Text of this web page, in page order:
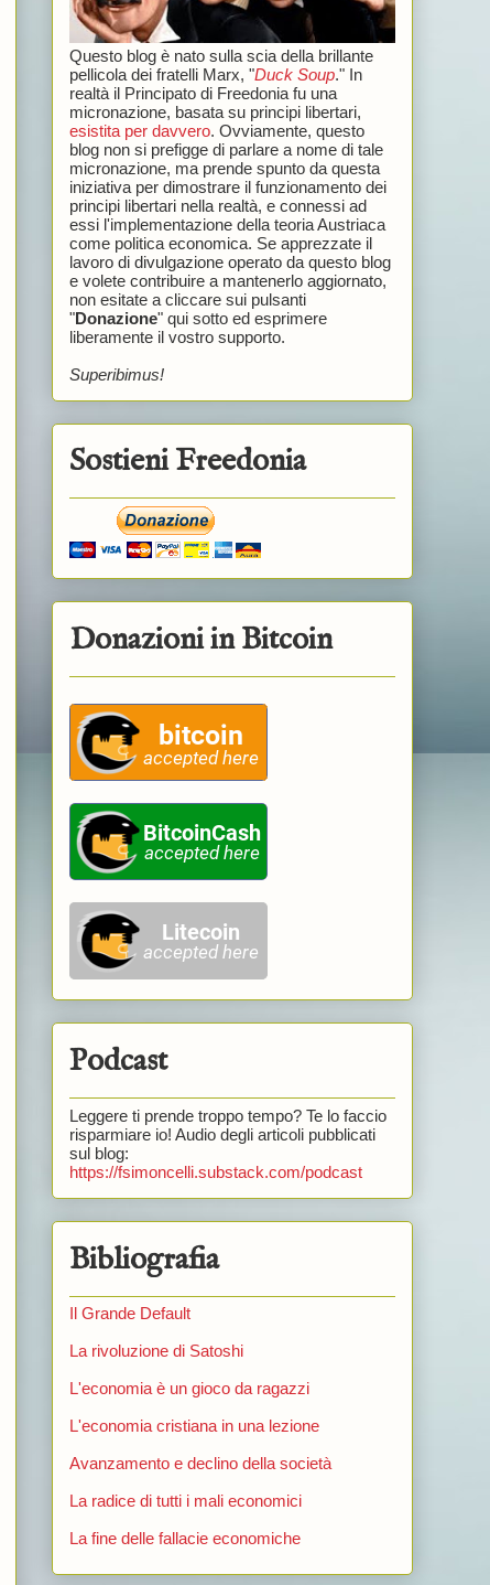
Questo blog è nato sulla scia della brillante
pellicola dei fratelli Marx, "Duck Soup." In
realtà il Principato di Freedonia fu una
micronazione, basata su principi libertari,
esistita per davvero. Ovviamente, questo
blog non si prefigge di parlare a nome di tale
micronazione, ma prende spunto da questa
iniziativa per dimostrare il funzionamento dei
principi libertari nella realtà, e connessi ad
essi l'implementazione della teoria Austriaca
come politica economica. Se apprezzate il
lavoro di divulgazione operato da questo blog
e volete contribuire a mantenerlo aggiornato,
non esitate a cliccare sui pulsanti
"Donazione" qui sotto ed esprimere
liberamente il vostro supporto.
Superibimus!
Sostieni Freedonia
Donazioni in Bitcoin
Podcast
Leggere ti prende troppo tempo? Te lo faccio
risparmiare io! Audio degli articoli pubblicati
sul blog:
https://fsimoncelli.substack.com/podcast
Bibliografia
Il Grande Default
La rivoluzione di Satoshi
L'economia è un gioco da ragazzi
L'economia cristiana in una lezione
Avanzamento e declino della società
La radice di tutti i mali economici
La fine delle fallacie economiche